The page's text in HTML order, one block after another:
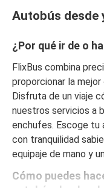
Autobús desde
¿Por qué ir de o
FlixBus combina
proporcionar la mejor
Disfruta de un viaje
nuestros servicios a
enchufes. Escoge tu
con tranquilidad
equipaje de mano y
Cómo puedes